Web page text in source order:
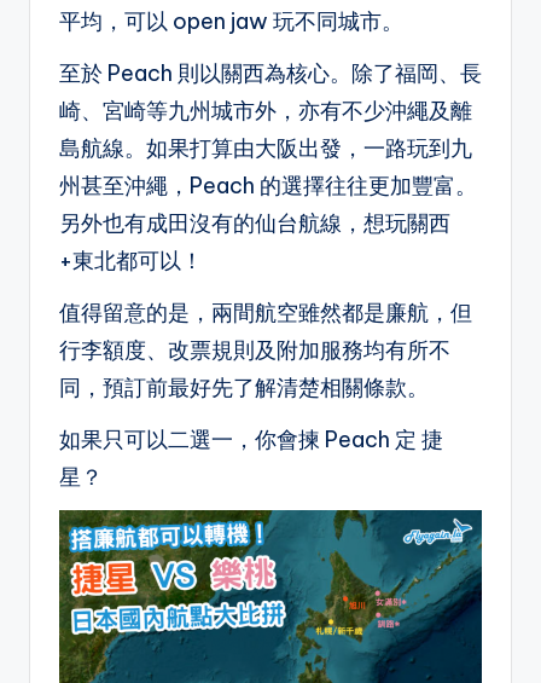
平均，可以 open jaw 玩不同城市。
至於 Peach 則以關西為核心。除了福岡、長
崎、宮崎等九州城市外，亦有不少沖繩及離
島航線。如果打算由大阪出發，一路玩到九
州甚至沖繩，Peach 的選擇往往更加豐富。
另外也有成田沒有的仙台航線，想玩關西
+東北都可以！
值得留意的是，兩間航空雖然都是廉航，但
行李額度、改票規則及附加服務均有所不
同，預訂前最好先了解清楚相關條款。
如果只可以二選一，你會揀 Peach 定 捷
星？